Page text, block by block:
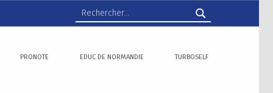
PRONOTE EDUC DE NORMANDIE TURBOSELF